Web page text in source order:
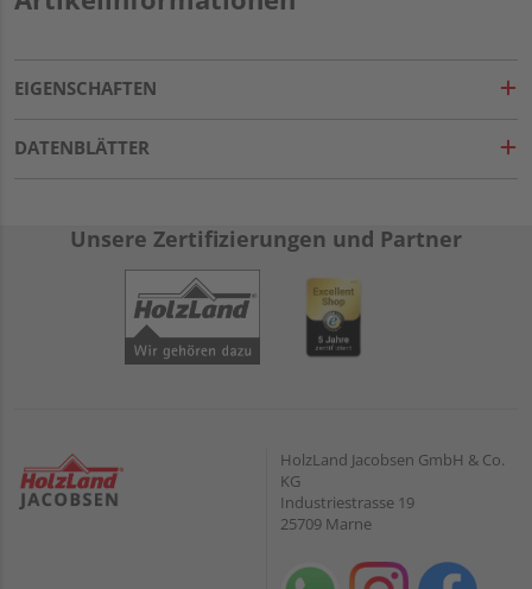
EIGENSCHAFTEN
DATENBLÄTTER
Unsere Zertifizierungen und Partner
HolzLand Jacobsen GmbH & Co.
KG
Industriestrasse 19
25709 Marne